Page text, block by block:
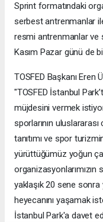
Sprint formatındaki
serbest antrenmanlar
resmi antrenmanlar ve
Kasım Pazar günü de
TOSFED Başkanı Eren
"TOSFED İstanbul
müjdesini vermek
sporlarının
tanıtımı ve spor
yürüttüğümüz yoğun
organizasyonlarımızın
yaklaşık 20 sene
heyecanını yaşamak
İstanbul Park'a davet